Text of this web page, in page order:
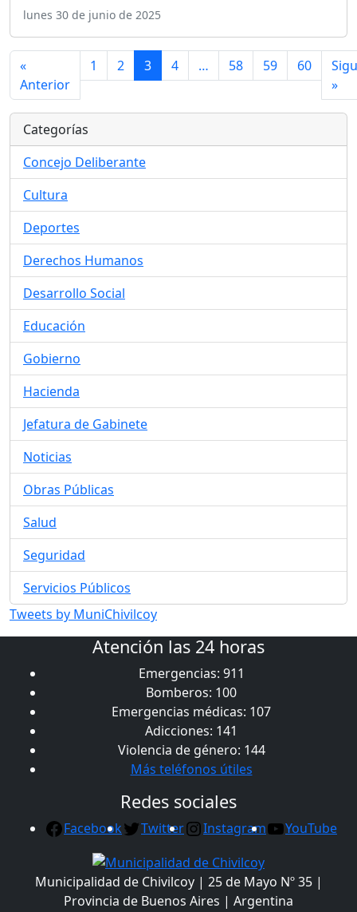
lunes 30 de junio de 2025
«
Anterior
1 2 3 4 … 58 59 60
»
Categorías
Concejo Deliberante
Cultura
Deportes
Derechos Humanos
Desarrollo Social
Educación
Gobierno
Hacienda
Jefatura de Gabinete
Noticias
Obras Públicas
Salud
Seguridad
Servicios Públicos
Tweets by MuniChivilcoy
Atención las 24 horas
Emergencias: 911
Bomberos: 100
Emergencias médicas: 107
Adicciones: 141
Violencia de género: 144
Más teléfonos útiles
Redes sociales
Facebook Twitter Instagram YouTube
Municipalidad de Chivilcoy | 25 de Mayo Nº 35 |
Provincia de Buenos Aires | Argentina